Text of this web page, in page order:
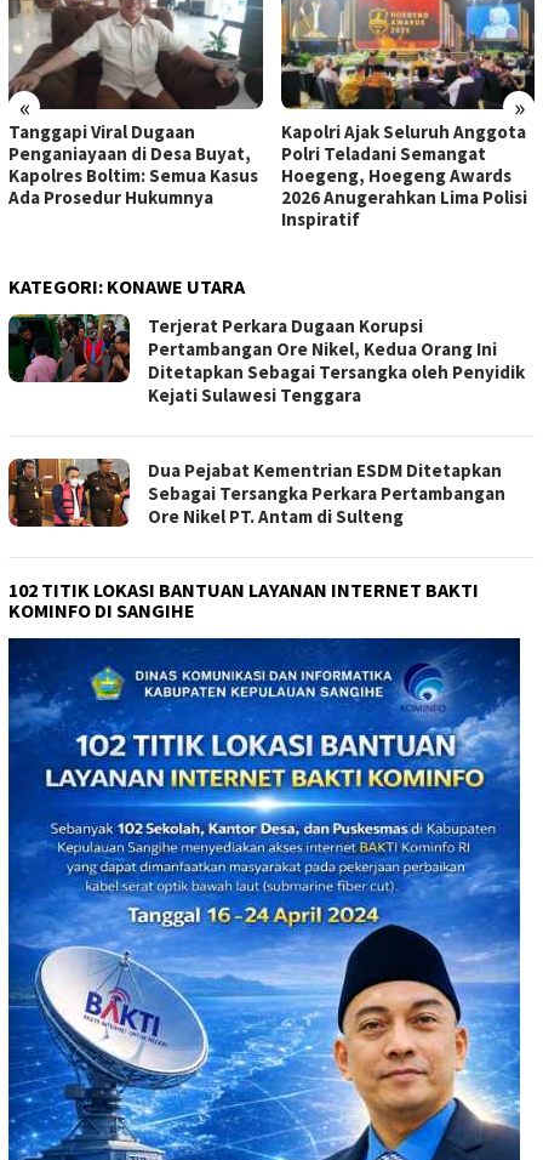
« »
Tanggapi Viral Dugaan
Penganiayaan di Desa Buyat,
Kapolres Boltim: Semua Kasus
Ada Prosedur Hukumnya
Kapolri Ajak Seluruh Anggota
Polri Teladani Semangat
Hoegeng, Hoegeng Awards
2026 Anugerahkan Lima Polisi
Inspiratif
KATEGORI: KONAWE UTARA
Terjerat Perkara Dugaan Korupsi
Pertambangan Ore Nikel, Kedua Orang Ini
Ditetapkan Sebagai Tersangka oleh Penyidik
Kejati Sulawesi Tenggara
Dua Pejabat Kementrian ESDM Ditetapkan
Sebagai Tersangka Perkara Pertambangan
Ore Nikel PT. Antam di Sulteng
102 TITIK LOKASI BANTUAN LAYANAN INTERNET BAKTI
KOMINFO DI SANGIHE